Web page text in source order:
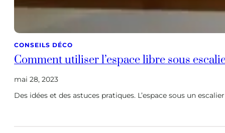
CONSEILS DÉCO
Comment utiliser l’espace libre sous
mai 28, 2023
Des idées et des astuces pratiques. L’espace sous un